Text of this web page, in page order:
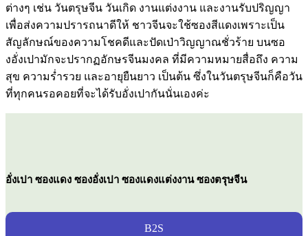
ต่างๆ เช่น วันตรุษจีน วันเกิด งานแต่งงาน และงานรับปริญญา
เพื่อส่งความปรารถนาดีให้ ชาวจีนจะใช้ซองสีแดงเพราะเป็น
สัญลักษณ์ของความโชคดีและปัดเป่าวิญญาณชั่วร้าย บนซอ
งอั่งเปามักจะปรากฏอักษรจีนมงคล ที่มีความหมายสื่อถึง ความ
สุข ความร่ำรวย และอายุยืนยาว เป็นต้น ซึ่งในวันตรุษจีนก็คือวัน
ที่ทุกคนรอคอยที่จะได้รับอั่งเปากันนั่นเองค่ะ
อั่งเปา ซองแดง ซองอั่งเปา ซองแดงแต่งงาน ซองตรุษจีน
B2S